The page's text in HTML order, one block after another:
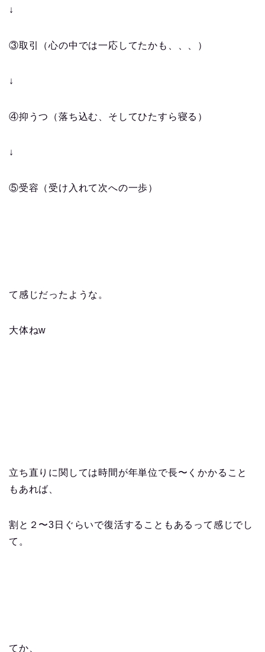
↓
③取引（心の中では一応してたかも、、、）
↓
④抑うつ（落ち込む、そしてひたすら寝る）
↓
⑤受容（受け入れて次への一歩）
て感じだったような。
大体ねw
立ち直りに関しては時間が年単位で長〜くかかること
もあれば、
割と２〜3日ぐらいで復活することもあるって感じでし
て。
てか、